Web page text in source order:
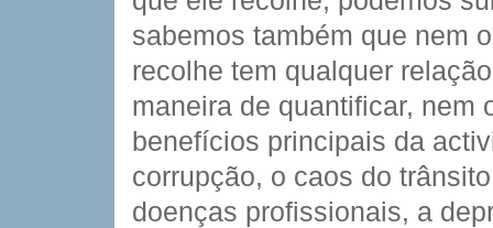
sabemos também que nem
recolhe tem qualquer
maneira de quantificar, nem
benefícios principais da
corrupção, o caos do
doenças profissionais, a